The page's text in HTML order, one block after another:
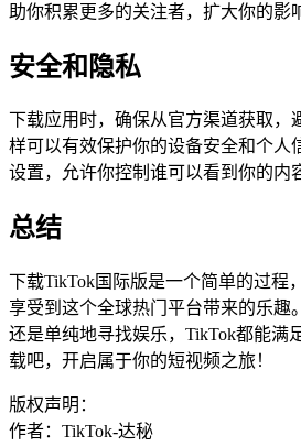
助你积累更多的关注者，扩大你的影
安全和隐私
下载应用时，确保从官方渠道获取
样可以有效保护你的设备安全和个人
设置，允许你控制谁可以看到你的内
总结
下载TikTok国际版是一个简单的过程
享受到这个全球热门平台带来的乐趣
还是单纯地寻找娱乐，TikTok都能满
载吧，开启属于你的短视频之旅！
版权声明：
作者：TikTok-达秘